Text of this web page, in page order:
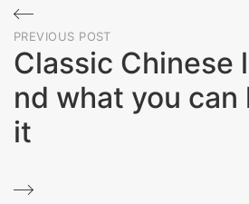
PREVIOUS POST
Classic Chinese
nd what you can
it
Post